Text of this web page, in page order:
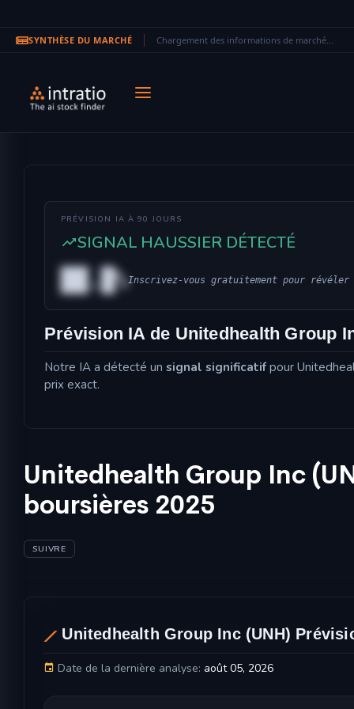
SYNTHÈSE DU MARCHÉ Chargement des informations de marché...
PRÉVISION IA À 90 JOURS
SIGNAL HAUSSIER DÉTECTÉ
██.█%Inscrivez-vous gratuitement pour révéler
Prévision IA de Unitedhealth Group
Notre IA a détecté un signal significatifpour
prix exact.
Unitedhealth Group Inc
boursières 2025
SUIVRE
Unitedhealth Group Inc (UNH)
Date de la dernière analyse: août 05, 2026